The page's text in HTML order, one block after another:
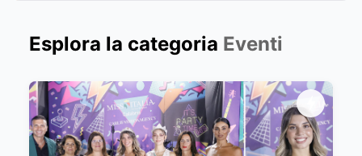
Esplora la categoria Eventi